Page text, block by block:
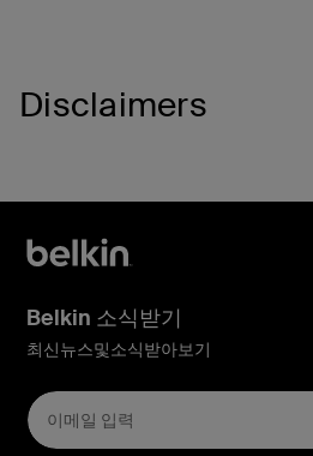
Disclaimers
Belkin 소식받기
최신뉴스및소식받아보기